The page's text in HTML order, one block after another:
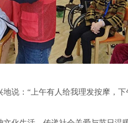
：“上午有人给我理发按摩，下